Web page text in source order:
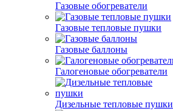
Газовые обогреватели
Газовые тепловые пушки
Газовые баллоны
Галогеновые обогреватели
Дизельные тепловые пушки